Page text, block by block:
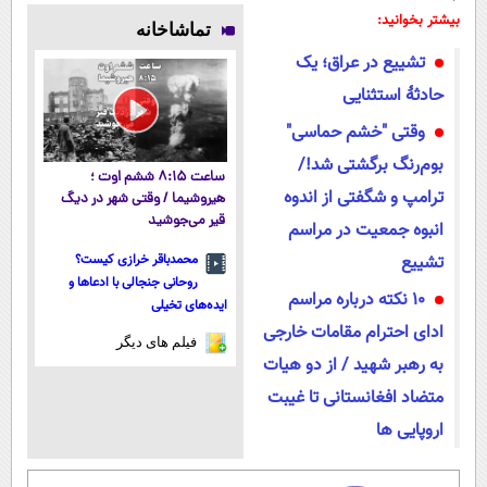
پوستتوصاف
رایگان درآمد
میلیاردی)
بیشتر بخوانید:
تشییع در عراق؛ یک
حادثۀ استثنایی
وقتی "خشم حماسی"
بوم‌رنگ برگشتی شد!/
ترامپ و شگفتی از اندوه
انبوه جمعیت در مراسم
تشییع
10 نکته درباره مراسم
ادای احترام مقامات خارجی
به رهبر شهید / از دو هیات
متضاد افغانستانی تا غیبت
اروپایی ها
تماشاخانه
ساعت ۸:۱۵ ششم اوت ؛
هیروشیما / وقتی شهر در دیگ
قیر می‌جوشید
محمدباقر خرازی کیست؟
روحانی جنجالی با ادعاها و
ایده‌های تخیلی
فیلم های دیگر